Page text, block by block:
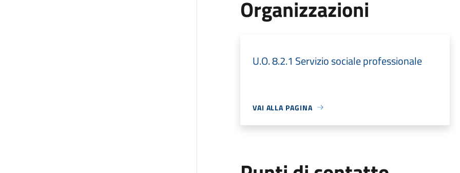
Organizzazioni
U.O. 8.2.1 Servizio sociale professionale
VAI ALLA PAGINA